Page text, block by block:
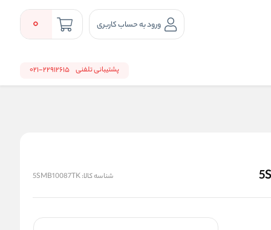
ورود به حساب کاربری 0
پشتیبانی تلفنی 22912615-021
شناسه کالا:5SMB10087TK